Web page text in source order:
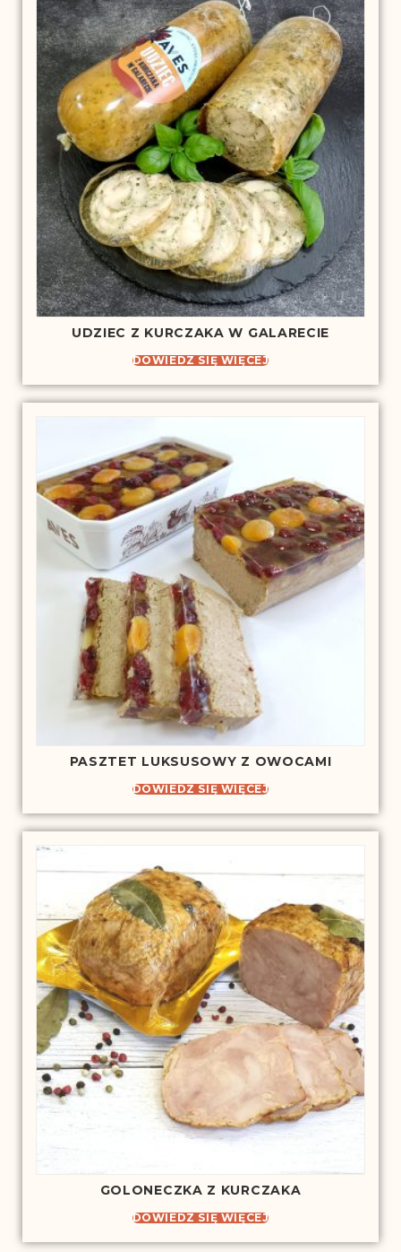
UDZIEC Z KURCZAKA W GALARECIE
DOWIEDZ SIĘ WIĘCEJ
PASZTET LUKSUSOWY Z OWOCAMI
DOWIEDZ SIĘ WIĘCEJ
GOLONECZKA Z KURCZAKA
DOWIEDZ SIĘ WIĘCEJ